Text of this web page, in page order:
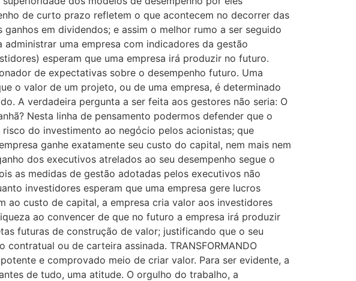
de curto prazo refletem o que acontecem no decorrer das
em dividendos; e assim o melhor rumo a ser seguido
uma empresa com indicadores da gestão
esperam que uma empresa irá produzir no futuro.
de expectativas sobre o desempenho futuro. Uma
o valor de um projeto, ou de uma empresa, é determinado
A verdadeira pergunta a ser feita aos gestores não seria: O
Nesta linha de pensamento podermos defender que o
do investimento ao negócio pelos acionistas; que
ganhe exatamente seu custo do capital, nem mais nem
dos executivos atrelados ao seu desempenho segue o
as medidas de gestão adotadas pelos executivos não
investidores esperam que uma empresa gere lucros
ao custo de capital, a empresa cria valor aos investidores
ao convencer de que no futuro a empresa irá produzir
futuras de construção de valor; justificando que o seu
ou de carteira assinada. TRANSFORMANDO
e comprovado meio de criar valor. Para ser evidente, a
de tudo, uma atitude. O orgulho do trabalho, a